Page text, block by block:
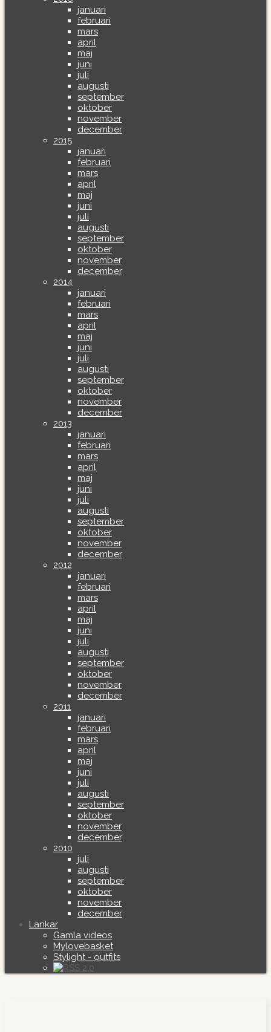
januari
februari
mars
april
maj
juni
juli
augusti
september
oktober
november
december
2015
januari
februari
mars
april
maj
juni
juli
augusti
september
oktober
november
december
2014
januari
februari
mars
april
maj
juni
juli
augusti
september
oktober
november
december
2013
januari
februari
mars
april
maj
juni
juli
augusti
september
oktober
november
december
2012
januari
februari
mars
april
maj
juni
juli
augusti
september
oktober
november
december
2011
januari
februari
mars
april
maj
juni
juli
augusti
september
oktober
november
december
2010
juli
augusti
september
oktober
november
december
Länkar
Gamla videos
Mylovebasket
Stylight - outfits